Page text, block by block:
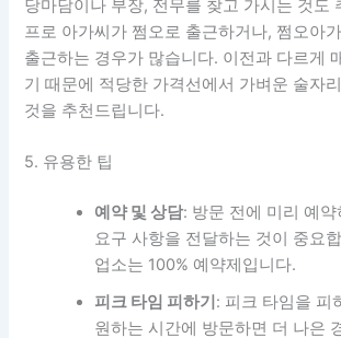
당마담이나 부장, 전무를 찾고 가시는 것도
프로 아가씨가 쩜오로 출근하거나, 쩜오아
출근하는 경우가 많습니다. 이전과 다르게
기 때문에 적당한 가격선에서 가벼운 술자
것을 추천드립니다.
5. 유용한 팁
예약 및 상담: 방문 전에 미리 예
요구 사항을 전달하는 것이 중요
업소는 100% 예약제입니다.
피크 타임 피하기 : 피크 타임을 피
원하는 시간에 방문하면 더 나은